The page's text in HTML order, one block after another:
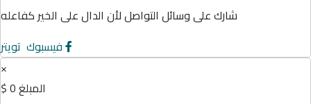
شارك على وسائل التواصل لأن الدال على الخير كفاعله
فيسبوك تويتر
×
المبلغ0 $